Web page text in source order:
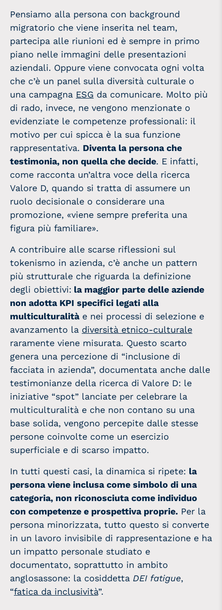
Pensiamo alla persona con background
migratorio che viene inserita nel team,
partecipa alle riunioni ed è sempre in primo
piano nelle immagini delle presentazioni
aziendali. Oppure viene convocata ogni volta
che c’è un panel sulla diversità culturale o
una campagna ESG da comunicare. Molto più
di rado, invece, ne vengono menzionate o
evidenziate le competenze professionali: il
motivo per cui spicca è la sua funzione
rappresentativa. Diventa la persona che
testimonia, non quella che decide. E infatti,
come racconta un’altra voce della ricerca
Valore D, quando si tratta di assumere un
ruolo decisionale o considerare una
promozione, «viene sempre preferita una
figura più familiare».
A contribuire alle scarse riflessioni sul
tokenismo in azienda, c’è anche un pattern
più strutturale che riguarda la definizione
degli obiettivi: la maggior parte delle aziende
non adotta KPI specifici legati alla
multiculturalitàe nei processi di selezione e
avanzamento la diversità etnico-culturale
raramente viene misurata. Questo scarto
genera una percezione di “inclusione di
facciata in azienda”, documentata anche dalle
testimonianze della ricerca di Valore D: le
iniziative “spot” lanciate per celebrare la
multiculturalità e che non contano su una
base solida, vengono percepite dalle stesse
persone coinvolte come un esercizio
superficiale e di scarso impatto.
In tutti questi casi, la dinamica si ripete: la
persona viene inclusa come simbolo di una
categoria, non riconosciuta come individuo
con competenze e prospettiva proprie. Per la
persona minorizzata, tutto questo si converte
in un lavoro invisibile di rappresentazione e ha
un impatto personale studiato e
documentato, soprattutto in ambito
anglosassone: la cosiddetta DEI fatigue,
“fatica da inclusività”.